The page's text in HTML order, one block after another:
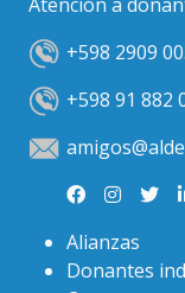
+598 2909
+598 91 882
Alianzas
Donantes